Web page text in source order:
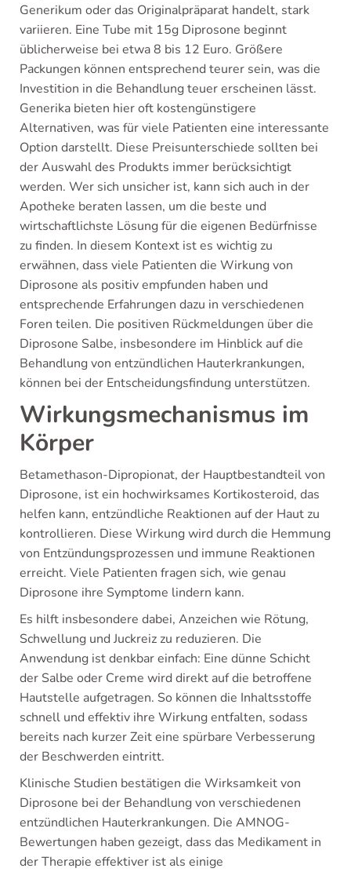
Generikum oder das Originalpräparat handelt, stark
variieren. Eine Tube mit 15g Diprosone beginnt
üblicherweise bei etwa 8 bis 12 Euro. Größere
Packungen können entsprechend teurer sein, was die
Investition in die Behandlung teuer erscheinen lässt.
Generika bieten hier oft kostengünstigere
Alternativen, was für viele Patienten eine interessante
Option darstellt. Diese Preisunterschiede sollten bei
der Auswahl des Produkts immer berücksichtigt
werden. Wer sich unsicher ist, kann sich auch in der
Apotheke beraten lassen, um die beste und
wirtschaftlichste Lösung für die eigenen Bedürfnisse
zu finden. In diesem Kontext ist es wichtig zu
erwähnen, dass viele Patienten die Wirkung von
Diprosone als positiv empfunden haben und
entsprechende Erfahrungen dazu in verschiedenen
Foren teilen. Die positiven Rückmeldungen über die
Diprosone Salbe, insbesondere im Hinblick auf die
Behandlung von entzündlichen Hauterkrankungen,
können bei der Entscheidungsfindung unterstützen.
Wirkungsmechanismus im
Körper
Betamethason-Dipropionat, der Hauptbestandteil von
Diprosone, ist ein hochwirksames Kortikosteroid, das
helfen kann, entzündliche Reaktionen auf der Haut zu
kontrollieren. Diese Wirkung wird durch die Hemmung
von Entzündungsprozessen und immune Reaktionen
erreicht. Viele Patienten fragen sich, wie genau
Diprosone ihre Symptome lindern kann.
Es hilft insbesondere dabei, Anzeichen wie Rötung,
Schwellung und Juckreiz zu reduzieren. Die
Anwendung ist denkbar einfach: Eine dünne Schicht
der Salbe oder Creme wird direkt auf die betroffene
Hautstelle aufgetragen. So können die Inhaltsstoffe
schnell und effektiv ihre Wirkung entfalten, sodass
bereits nach kurzer Zeit eine spürbare Verbesserung
der Beschwerden eintritt.
Klinische Studien bestätigen die Wirksamkeit von
Diprosone bei der Behandlung von verschiedenen
entzündlichen Hauterkrankungen. Die AMNOG-
Bewertungen haben gezeigt, dass das Medikament in
der Therapie effektiver ist als einige